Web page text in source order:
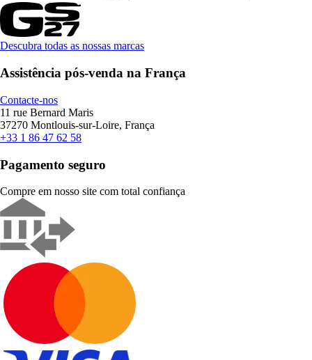
Descubra todas as nossas marcas
Assistência pós-venda na França
Contacte-nos
11 rue Bernard Maris
37270 Montlouis-sur-Loire, França
+33 1 86 47 62 58
Pagamento seguro
Compre em nosso site com total confiança